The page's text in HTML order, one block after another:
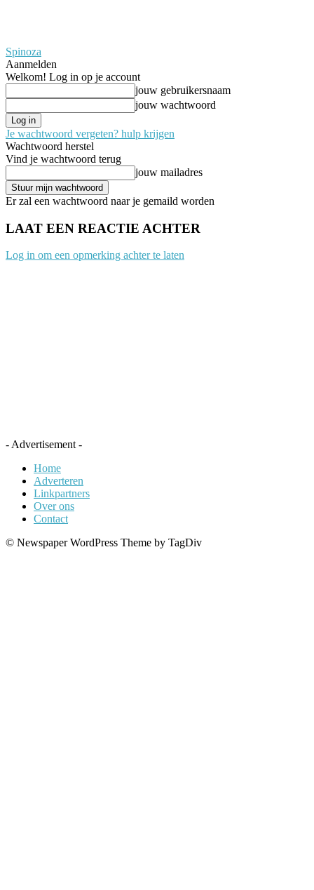
Spinoza
Aanmelden
Welkom! Log in op je account
jouw gebruikersnaam
jouw wachtwoord
Je wachtwoord vergeten? hulp krijgen
Wachtwoord herstel
Vind je wachtwoord terug
jouw mailadres
Er zal een wachtwoord naar je gemaild worden
LAAT EEN REACTIE ACHTER
Log in om een opmerking achter te laten
- Advertisement -
Home
Adverteren
Linkpartners
Over ons
Contact
© Newspaper WordPress Theme by TagDiv